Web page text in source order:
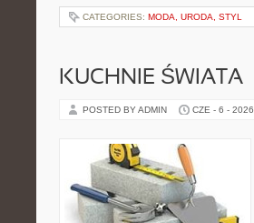
CATEGORIES: MODA, URODA, STYL
KUCHNIE ŚWIATA
POSTED BY ADMIN CZE - 6 - 2026